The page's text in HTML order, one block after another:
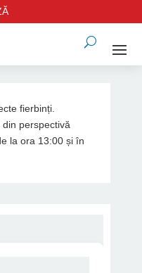
fierbinți.
perspectivă
la ora 13:00 și în